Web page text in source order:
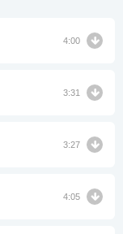
4:00
3:31
3:27
4:05